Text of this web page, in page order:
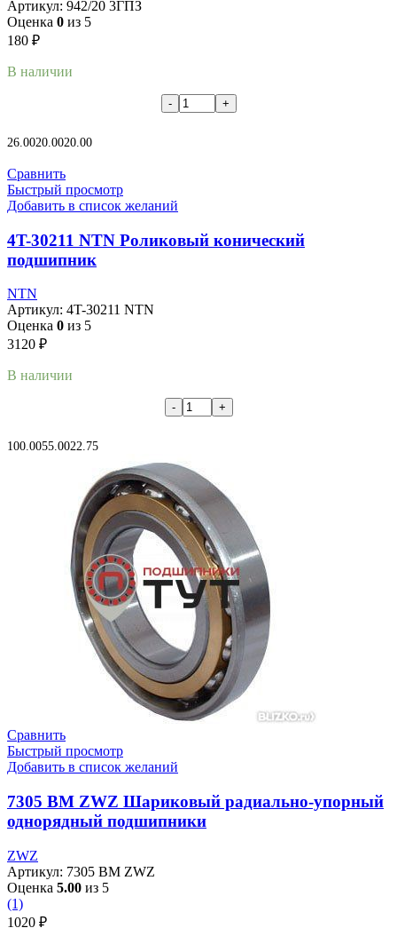
Артикул: 942/20 3ГПЗ
Оценка 0 из 5
180 ₽
В наличии
26.0020.0020.00
Сравнить
Быстрый просмотр
Добавить в список желаний
4T-30211 NTN Роликовый конический
подшипник
NTN
Артикул: 4T-30211 NTN
Оценка 0 из 5
3120 ₽
В наличии
100.0055.0022.75
Сравнить
Быстрый просмотр
Добавить в список желаний
7305 BM ZWZ Шариковый радиально-упорный
однорядный подшипники
ZWZ
Артикул: 7305 BM ZWZ
Оценка 5.00 из 5
(1)
1020 ₽